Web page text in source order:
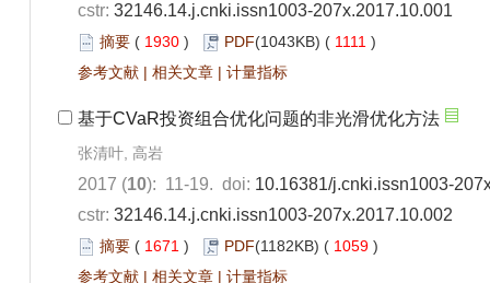
cstr: 32146.14.j.cnki.issn1003-207x.2017.10.001
摘要 ( 1930 ) PDF(1043KB) ( 1111 )
参考文献 | 相关文章 | 计量指标
基于CVaR投资组合优化问题的非光滑优化方法
张清叶, 高岩
2017 (10): 11-19. doi: 10.16381/j.cnki.issn1003-
cstr: 32146.14.j.cnki.issn1003-207x.2017.10.002
摘要 ( 1671 ) PDF(1182KB) ( 1059 )
参考文献 | 相关文章 | 计量指标